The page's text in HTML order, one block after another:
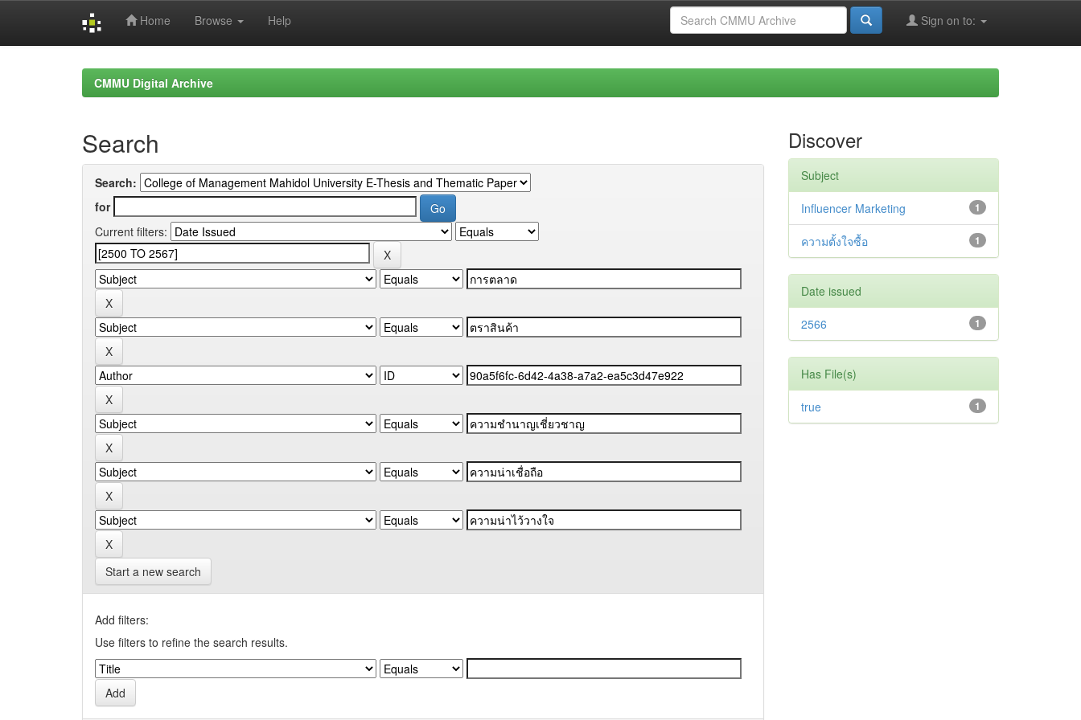
Home Browse Help Sign on to:
CMMU Digital Archive
Search
Search:
for
Current filters:
Start a new search
Add filters:
Use filters to refine the search results.
Discover
Subject
1
Influencer Marketing
1
ความตั้งใจซื้อ
Date issued
1
2566
Has File(s)
1
true